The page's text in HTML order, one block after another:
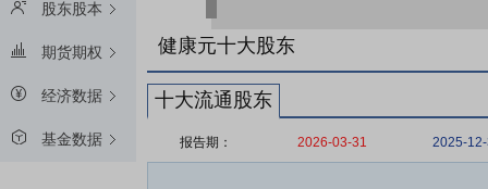
股东股本
期货期权
经济数据
基金数据
健康元十大股东
十大流通股东
报告期： 2026-03-31 2025-